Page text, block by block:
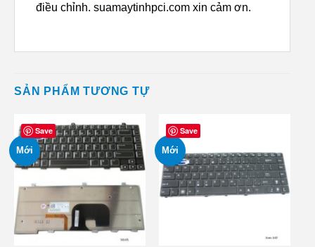
điều chỉnh. suamaytinhpci.com xin cảm ơn.
SẢN PHẨM TƯƠNG TỰ
Save
Mới
Save
Mới